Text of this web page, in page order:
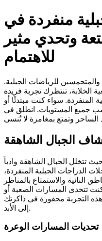
منفردة في
وتحدي مثير
للاهتمام
والمتحمسين للرياضات الجبلية.
الخلابة، تنتظرك تجربة فريدة
المنفردة. سواء كنت مبتدئًا أو
جميع المستويات. انطلق في
الجبال الشاهقة
حيث تتخلل الجبال الشاهقة وادياً
الدراجات الجبلية المنفردة،
والاستمتاع بالمناظر
كنت تتحدى المسارات الصعبة أو
التجربة محفورة في ذاكرتك
إلى الأبد.
تحديات المسارات الوعرة